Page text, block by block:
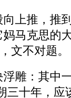
上推，推
马克思的
文不对题。
雕：其中
三十年，应